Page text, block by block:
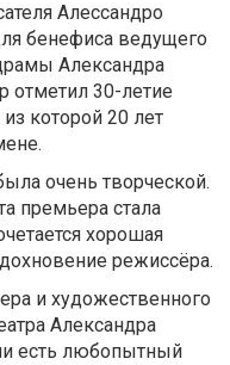
Алессандро
бенефиса ведущего
Александра
отметил 30-летие
которой 20 лет
очень творческой.
премьера стала
хорошая
режиссёра.
и художественного
Александра
есть любопытный